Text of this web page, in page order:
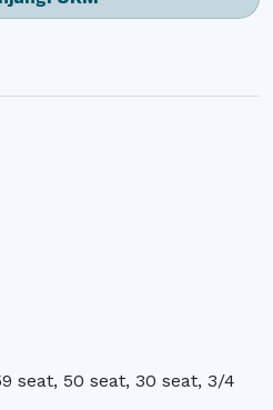
seat, 50 seat, 30 seat, 3/4